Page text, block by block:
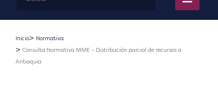
Inicio
Normativa
Consulta Normativa MME – Distribución parcial de recursos a
Antioquia